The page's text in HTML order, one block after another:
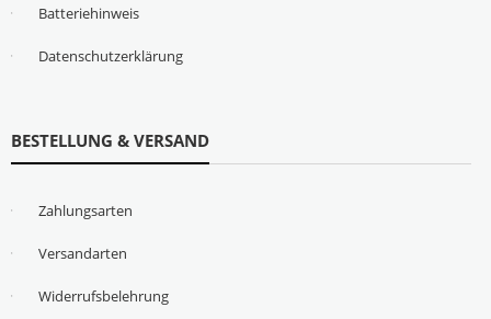
Batteriehinweis
Datenschutzerklärung
BESTELLUNG & VERSAND
Zahlungsarten
Versandarten
Widerrufsbelehrung